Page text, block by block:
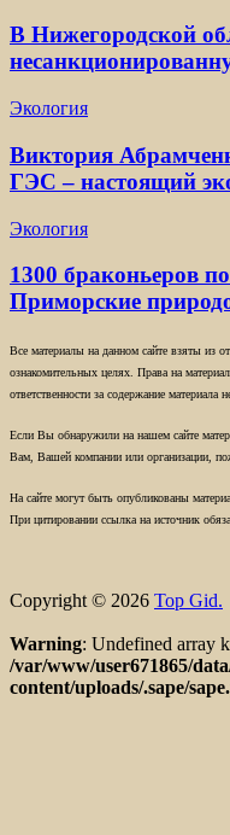
В Нижегородской
Экология
Виктория
ГЭС – настоящий
Экология
1300 браконьеров
Приморские
Все материалы на данном сайте взяты из
ознакомительных целях. Права на
ответственности за содержание материала
Если Вы обнаружили на нашем сайте
Вам, Вашей компании или организации,
На сайте могут быть опубликованы
При цитировании ссылка на источник
Copyright © 2026 Top Gid.
Warning: Undefined array
/var/www/user671865/
content/uploads/.sape/